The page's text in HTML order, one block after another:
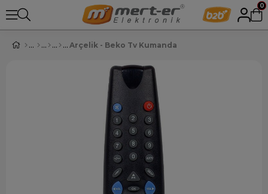
0
Arçelik - Beko Tv Kumanda